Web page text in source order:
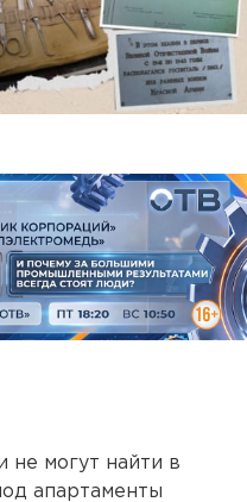
могут найти в
апартаменты